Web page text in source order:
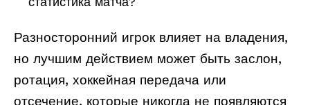
Разносторонний игрок влияет на владения,
но лучшим действием может быть заслон,
ротация, хоккейная передача или
отсечение, которые никогда не появляются